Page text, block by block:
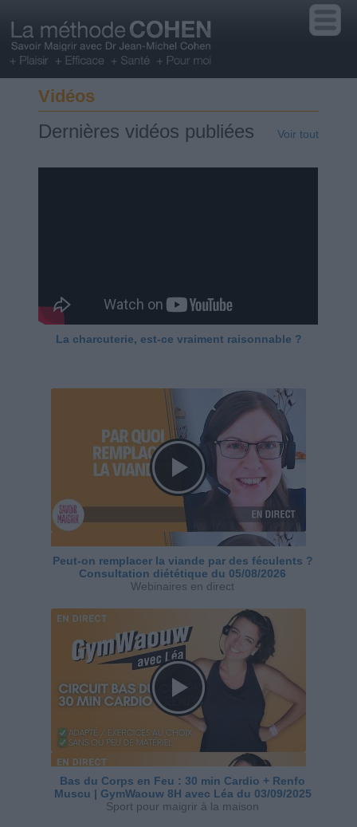
Vidéos
Dernières vidéos publiées Voir tout
La charcuterie, est-ce vraiment raisonnable ?
Peut-on remplacer la viande par des féculents ?
Consultation diététique du 05/08/2026
Webinaires en direct
Bas du Corps en Feu : 30 min Cardio + Renfo
Muscu | GymWaouw 8H avec Léa du 03/09/2025
Sport pour maigrir à la maison